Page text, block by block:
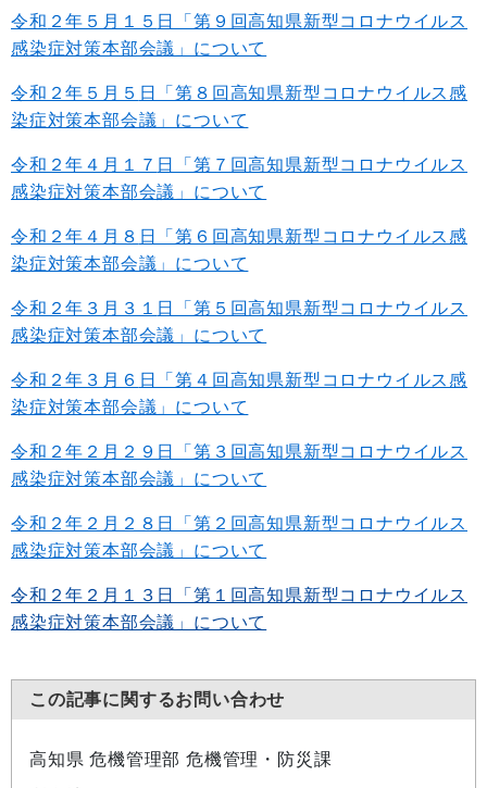
令和 ２年５月１５ 日「第９回高知県新型コロナウイルス
感染症対策本部会議」について
令和２年５月５ 日「第８回高知県新型コロナウイルス感
染症対策本部会議」について
令和２年４月１７ 日「第７回高知県新型コロナウイルス
感染症対策本部会議」について
令和２年４月８ 日「第６回高知県新型コロナウイルス感
染症対策本部会議」について
令和２年３月３１ 日「第５回高知県新型コロナウイルス
感染症対策本部会議」について
令和２年３月６ 日「第４回高知県新型コロナウイルス感
染症対策本部会議」について
令和２年２月２９日「第３回高知県新型コロナウイルス
感染症対策本部会議」について
令和２年２月２８日「第２回高知県新型コロナウイルス
感染症対策本部会議」について
令和２年２月１３日「第１回高知県新型コロナウイルス
感染症対策本部会議」について
この記事に関するお問い合わせ
高知県 危機管理部 危機管理・防災課